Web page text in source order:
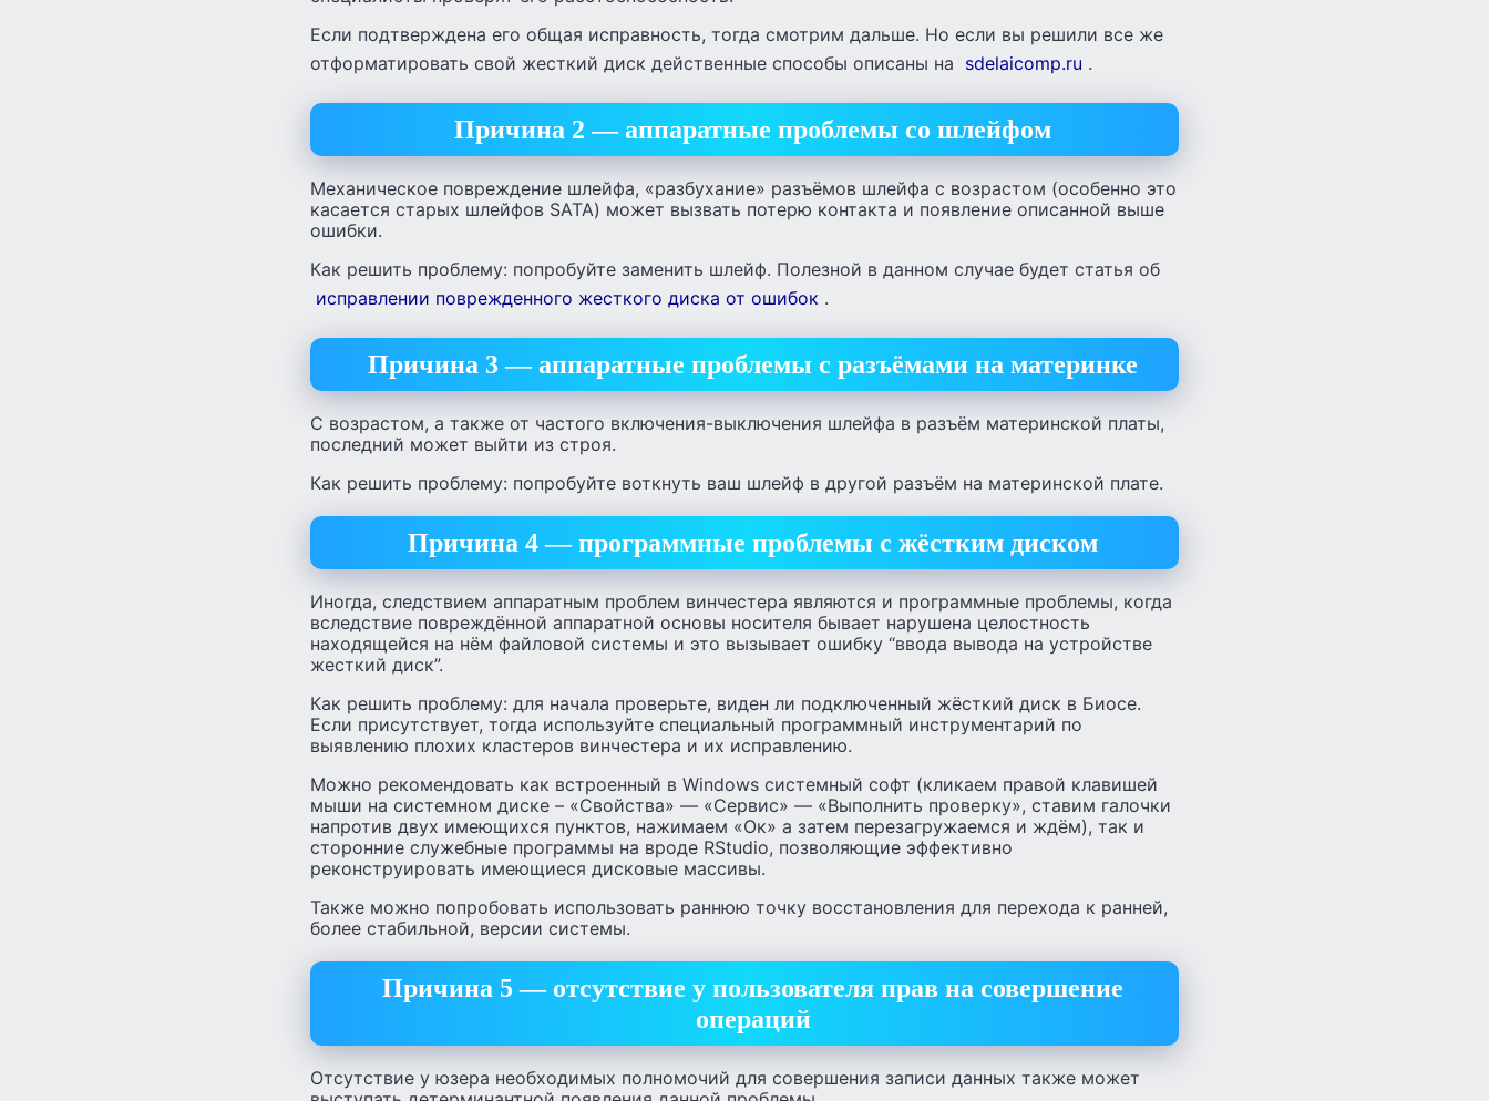
Если подтверждена его общая исправность, тогда смотрим дальше. Но если вы решили все же
отформатировать свой жесткий диск действенные способы описаны на sdelaicomp.ru .
Причина 2 — аппаратные проблемы со шлейфом
Механическое повреждение шлейфа, «разбухание» разъёмов шлейфа с возрастом (особенно это
касается старых шлейфов SATA) может вызвать потерю контакта и появление описанной выше
ошибки.
Как решить проблему: попробуйте заменить шлейф. Полезной в данном случае будет статья об
исправлении поврежденного жесткого диска от ошибок .
Причина 3 — аппаратные проблемы с разъёмами на материнке
С возрастом, а также от частого включения-выключения шлейфа в разъём материнской платы,
последний может выйти из строя.
Как решить проблему: попробуйте воткнуть ваш шлейф в другой разъём на материнской плате.
Причина 4 — программные проблемы с жёстким диском
Иногда, следствием аппаратным проблем винчестера являются и программные проблемы, когда
вследствие повреждённой аппаратной основы носителя бывает нарушена целостность
находящейся на нём файловой системы и это вызывает ошибку “ввода вывода на устройстве
жесткий диск”.
Как решить проблему: для начала проверьте, виден ли подключенный жёсткий диск в Биосе.
Если присутствует, тогда используйте специальный программный инструментарий по
выявлению плохих кластеров винчестера и их исправлению.
Можно рекомендовать как встроенный в Windows системный софт (кликаем правой клавишей
мыши на системном диске – «Свойства» — «Сервис» — «Выполнить проверку», ставим галочки
напротив двух имеющихся пунктов, нажимаем «Ок» а затем перезагружаемся и ждём), так и
сторонние служебные программы на вроде RStudio, позволяющие эффективно
реконструировать имеющиеся дисковые массивы.
Также можно попробовать использовать раннюю точку восстановления для перехода к ранней,
более стабильной, версии системы.
Причина 5 — отсутствие у пользователя прав на совершение
операций
Отсутствие у юзера необходимых полномочий для совершения записи данных также может